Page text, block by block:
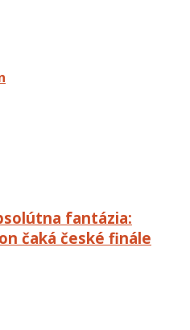
fantázia:
čaká české finále